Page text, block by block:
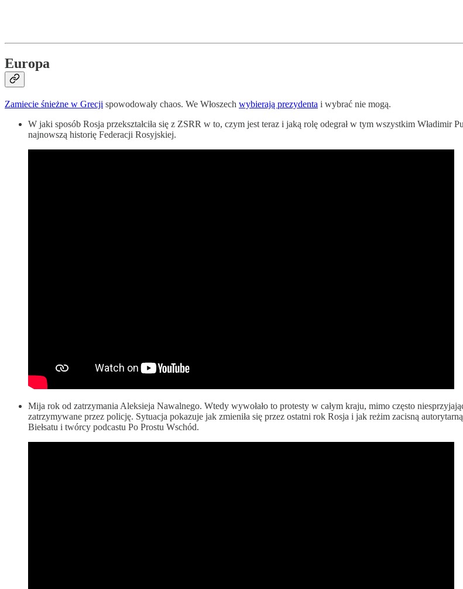
Europa
Zamiecie śnieżne w Grecji spowodowały chaos. We Włoszech wybierają prezydenta i wybrać nie mogą.
W jaki sposób Rosja przekształciła się z ZSRR w to, czym jest teraz i jaką rolę odegrał w tym wszystkim
najnowszą historię Federacji Rosyjskiej.
Mija rok od zatrzymania Aleksieja Nawalnego. Wtedy wywołało to protesty w całym kraju, mimo często
zatrzymywane przez policję. Sytuacja pokazuje jak zmieniła się przez ostatni rok Rosja i jak reżim zacisną
Biełsatu i twórcy podcastu Po Prostu Wschód.